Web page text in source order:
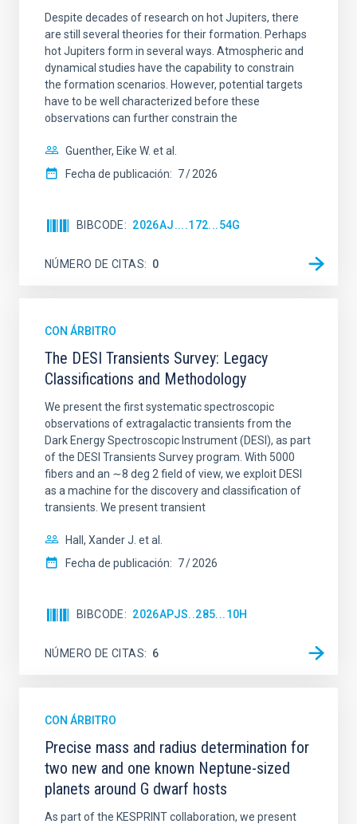
AUTORES
FECHA DE CREACIÓN ORDENAR POR
ORDEN
Despite decades of research on hot Jupiters, there
are still several theories for their formation. Perhaps
hot Jupiters form in several ways. Atmospheric and
dynamical studies have the capability to constrain
the formation scenarios. However, potential targets
have to be well characterized before these
observations can further constrain the
Guenther, Eike W. et al.
Fecha de publicación: 7 2026
BIBCODE 2026AJ....172...54G
NÚMERO DE CITAS 0
CON ÁRBITRO
The DESI Transients Survey: Legacy
Classifications and Methodology
We present the first systematic spectroscopic
observations of extragalactic transients from the
Dark Energy Spectroscopic Instrument (DESI), as part
of the DESI Transients Survey program. With 5000
fibers and an ∼8 deg 2 field of view, we exploit DESI
as a machine for the discovery and classification of
transients. We present transient
Hall, Xander J. et al.
Fecha de publicación: 7 2026
BIBCODE 2026APJS..285...10H
NÚMERO DE CITAS 6
CON ÁRBITRO
Precise mass and radius determination for
two new and one known Neptune-sized
planets around G dwarf hosts
As part of the KESPRINT collaboration, we present